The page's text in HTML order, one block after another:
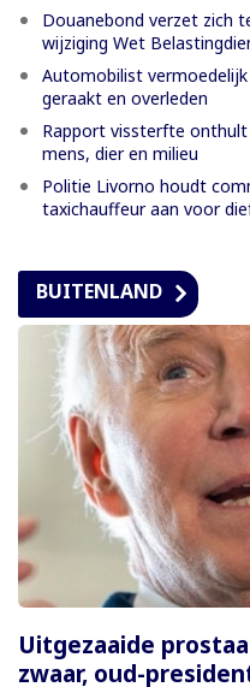
Douanebond verzet zich
wijziging Wet
Automobilist
geraakt en overleden
Rapport vissterfte onthult
mens, dier en milieu
Politie Livorno houdt
taxichauffeur aan voor
BUITENLAND
Uitgezaaide
zwaar, oud-